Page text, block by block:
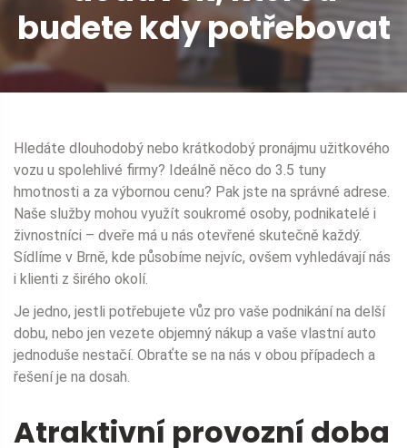
budete kdy potřebovat
Hledáte dlouhodobý nebo krátkodobý pronájmu užitkového
vozu u spolehlivé firmy? Ideálně něco do 3.5 tuny
hmotnosti a za výbornou cenu? Pak jste na správné adrese.
Naše služby mohou využít soukromé osoby, podnikatelé i
živnostníci – dveře má u nás otevřené skutečně každý.
Sídlíme v Brně, kde působíme nejvíc, ovšem vyhledávají nás
i klienti z širého okolí.
Je jedno, jestli potřebujete vůz pro vaše podnikání na delší
dobu, nebo jen vezete objemný nákup a vaše vlastní auto
jednoduše nestačí. Obraťte se na nás v obou případech a
řešení je na dosah.
Atraktivní provozní doba